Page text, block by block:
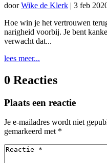
doorWike de Klerk | 3 feb
Hoe win je het vertrouwen
narigheid voorbij. Je bent
verwacht dat...
lees meer...
0 Reacties
Plaats een reactie
Je e-mailadres wordt niet
gemarkeerd met *